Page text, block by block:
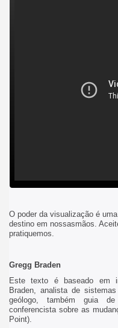
O poder da visualização é
destino em nossasmãos.
pratiquemos.
Gregg Braden
Este texto é baseado em
Braden, analista de
geólogo, também guia de
conferencista sobre as
Point).